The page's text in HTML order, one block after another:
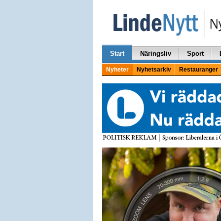
Start Näringsliv Sport
Nyheter Nyhetsarkiv Restauranger